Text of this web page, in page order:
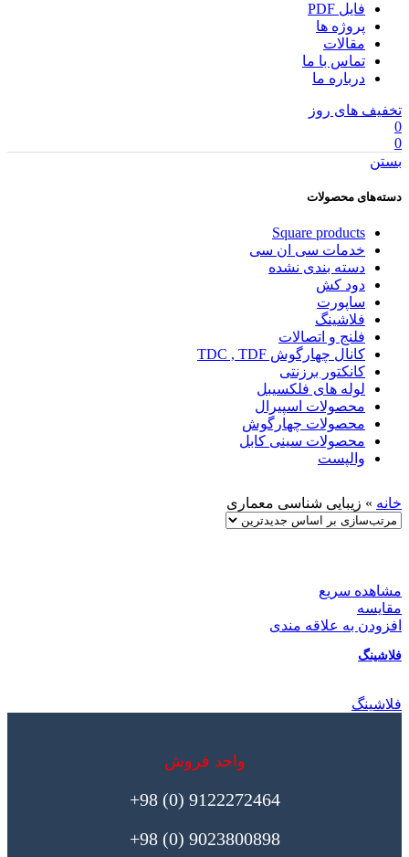
فایل PDF
پروژه ها
مقالات
تماس با ما
درباره ما
تخفیف های روز
0
0
بستن
دسته‌های محصولات
Square products
خدمات سی ان سی
دسته بندی نشده
دود کش
ساپورت
فلاشینگ
فلنج و اتصالات
کانال چهارگوش TDC , TDF
کانکتور برزنتی
لوله های فلکسیبل
محصولات اسپیرال
محصولات چهارگوش
محصولات سینی کابل
والپست
خانه » زیبایی شناسی معماری
مشاهده سریع
مقایسه
افزودن به علاقه مندی
فلاشینگ
فلاشینگ
واحد فروش
9122272464 (0) 98+
9023800898 (0) 98+